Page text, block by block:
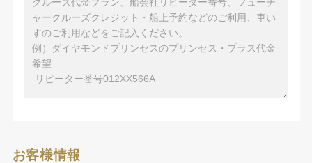
お客様情報